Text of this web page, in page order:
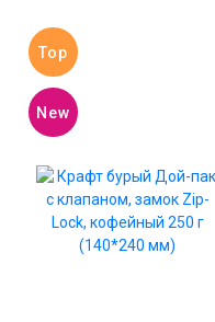
Top
New